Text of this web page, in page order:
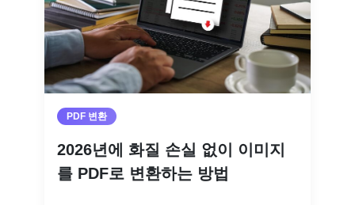
PDF 변환
2026년에 화질 손실 없이 이미지
를 PDF로 변환하는 방법